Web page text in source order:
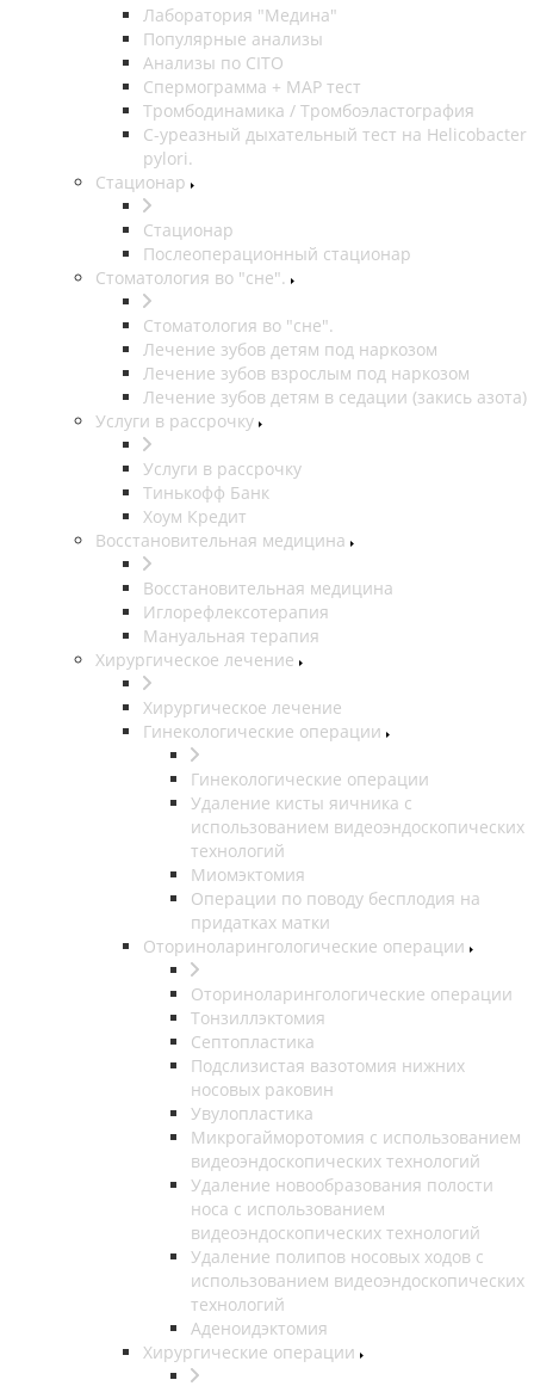
Лаборатория "Медина"
Популярные анализы
Анализы по CITO
Спермограмма + МАР тест
Тромбодинамика / Тромбоэластография
С-уреазный дыхательный тест на Helicobacter
pylori.
Стационар
Стационар
Послеоперационный стационар
Стоматология во "сне".
Стоматология во "сне".
Лечение зубов детям под наркозом
Лечение зубов взрослым под наркозом
Лечение зубов детям в седации (закись азота)
Услуги в рассрочку
Услуги в рассрочку
Тинькофф Банк
Хоум Кредит
Восстановительная медицина
Восстановительная медицина
Иглорефлексотерапия
Мануальная терапия
Хирургическое лечение
Хирургическое лечение
Гинекологические операции
Гинекологические операции
Удаление кисты яичника с
использованием видеоэндоскопических
технологий
Миомэктомия
Операции по поводу бесплодия на
придатках матки
Оториноларингологические операции
Оториноларингологические операции
Тонзиллэктомия
Септопластика
Подслизистая вазотомия нижних
носовых раковин
Увулопластика
Микрогайморотомия с использованием
видеоэндоскопических технологий
Удаление новообразования полости
носа с использованием
видеоэндоскопических технологий
Удаление полипов носовых ходов с
использованием видеоэндоскопических
технологий
Аденоидэктомия
Хирургические операции